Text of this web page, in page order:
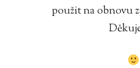
použit na obnovu